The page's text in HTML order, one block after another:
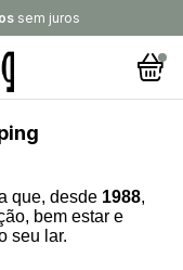
que, desde 1988,
bem estar e
seu lar.